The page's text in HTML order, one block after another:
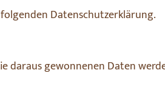
Datenschutzerklärung.
daraus gewonnenen Daten